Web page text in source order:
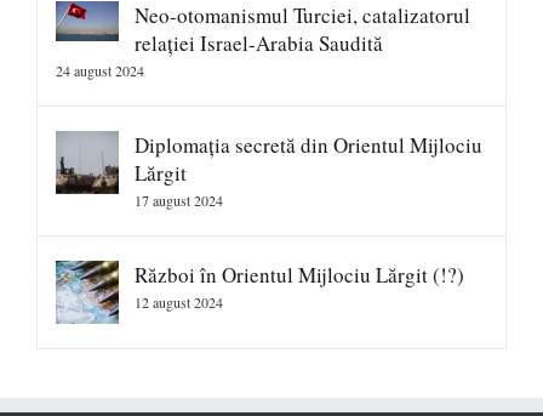
Neo-otomanismul Turciei, catalizatorul
relației Israel-Arabia Saudită
24 august 2024
Diplomația secretă din Orientul Mijlociu
Lărgit
17 august 2024
Război în Orientul Mijlociu Lărgit (!?)
12 august 2024